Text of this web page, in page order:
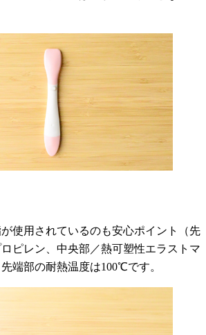
使用されているのも安心ポイント（先
ピレン、中央部／熱可塑性エラストマ
端部の耐熱温度は100℃です。